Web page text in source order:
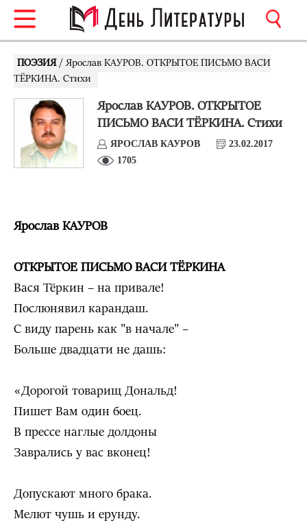
ПОЭЗИЯ / Ярослав КАУРОВ. ОТКРЫТОЕ ПИСЬМО ВАСИ
ТЁРКИНА. Стихи
Ярослав КАУРОВ. ОТКРЫТОЕ
ПИСЬМО ВАСИ ТЁРКИНА. Стихи
ЯРОСЛАВ КАУРОВ
23.02.2017
1705
Ярослав КАУРОВ
ОТКРЫТОЕ ПИСЬМО ВАСИ ТЁРКИНА
Вася Тёркин – на привале!
Послюнявил карандаш.
С виду парень как "в начале" –
Больше двадцати не дашь:
«Дорогой товарищ Дональд!
Пишет Вам один боец.
В прессе наглые долдоны
Заврались у вас вконец!
Допускают много брака.
Мелют чушь и ерунду.